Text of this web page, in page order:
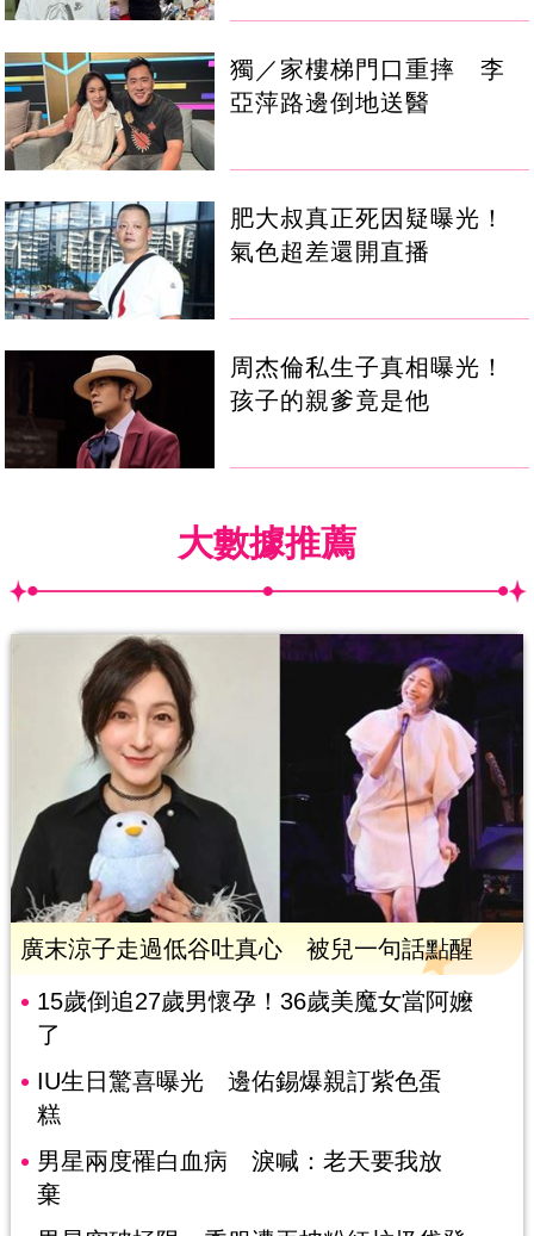
獨／家樓梯門口重摔 李
亞萍路邊倒地送醫
肥大叔真正死因疑曝光！
氣色超差還開直播
周杰倫私生子真相曝光！
孩子的親爹竟是他
大數據推薦
廣末涼子走過低谷吐真心 被兒一句話點醒
15歲倒追27歲男懷孕！36歲美魔女當阿嬤
了
IU生日驚喜曝光 邊佑錫爆親訂紫色蛋
糕
男星兩度罹白血病 淚喊：老天要我放
棄